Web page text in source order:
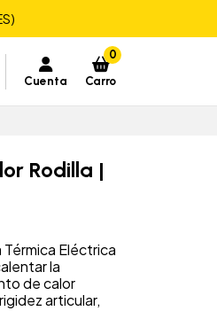
Cuenta
0
Carro
Rodilla |
Eléctrica
la
de calor
articular,